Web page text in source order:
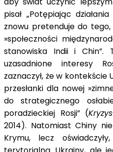
pisał „Potępiając
znowu pretenduje do
»społeczności
stanowiska Indii i Chin”.
uzasadnione interesy
zaznaczył, że w
przesłanki dla nowej
do strategicznego
poradzieckiej Rosji” (
2014). Natomiast Chiny
Krymu, lecz